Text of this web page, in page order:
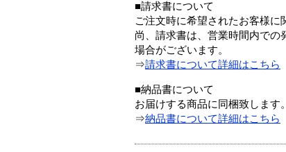
■請求書について
ご注文時に希望されたお客様に
尚、請求書は、営業時間内での
場合がございます。
⇒請求書について詳細はこちら
■納品書について
お届けする商品に同梱致します。
⇒納品書について詳細はこちら